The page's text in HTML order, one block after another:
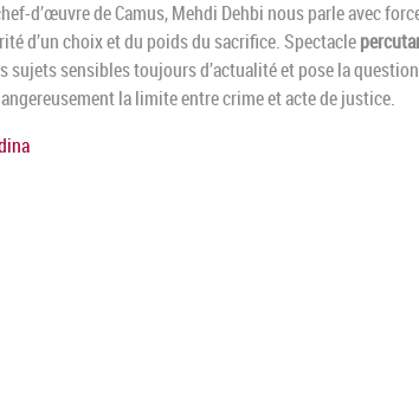
d’œuvre de Camus, Mehdi Dehbi nous parle avec
d’un choix et du poids du sacrifice. Spectacle
sujets sensibles toujours d’actualité et pose la
la limite entre crime et acte de justice.